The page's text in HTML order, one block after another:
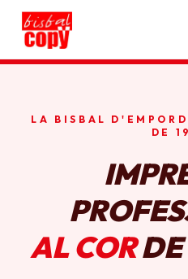
HORARI
LA BISBAL
DE
AL CORDE